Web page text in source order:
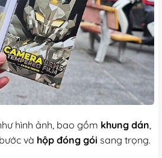
hình ảnh, bao gồm khung dán
và hộp đóng gói sang trọng.